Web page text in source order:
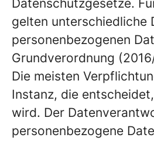
Datenschutzgesetze.
gelten unterschiedliche
personenbezogenen
Grundverordnung (2016/
Die meisten
Instanz, die
wird. Der
personenbezogene